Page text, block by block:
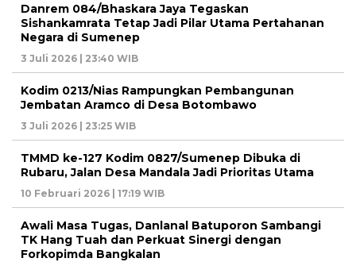
Danrem 084/Bhaskara Jaya Tegaskan
Sishankamrata Tetap Jadi Pilar Utama Pertahanan
Negara di Sumenep
3 Juli 2026 | 23:40 WIB
Kodim 0213/Nias Rampungkan Pembangunan
Jembatan Aramco di Desa Botombawo
3 Juli 2026 | 23:25 WIB
TMMD ke-127 Kodim 0827/Sumenep Dibuka di
Rubaru, Jalan Desa Mandala Jadi Prioritas Utama
10 Februari 2026 | 17:19 WIB
Awali Masa Tugas, Danlanal Batuporon Sambangi
TK Hang Tuah dan Perkuat Sinergi dengan
Forkopimda Bangkalan